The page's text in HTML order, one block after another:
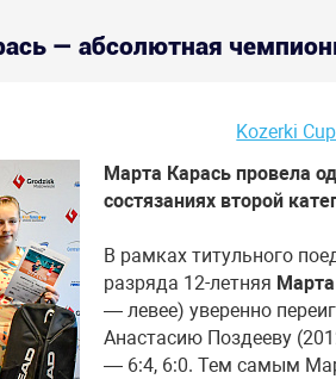
— абсолютная
Kozerki
Марта Карась провела
состязаниях второй
В рамках титульного
разряда 12-летняя
— левее) уверенно
Анастасию Поздееву
— 6:4, 6:0. Тем самым